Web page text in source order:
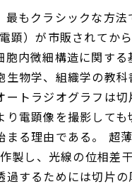
もクラシックな方
顕）が市販されて
内微細構造に関す
物学、組織学の教
トラジオグラフは
電顕像を撮影して
る理由である。 超
し、光線の位相差
するためには切片